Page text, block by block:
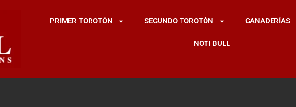
PRIMER TOROTÓN SEGUNDO TOROTÓN GANADERÍAS
NOTI BULL